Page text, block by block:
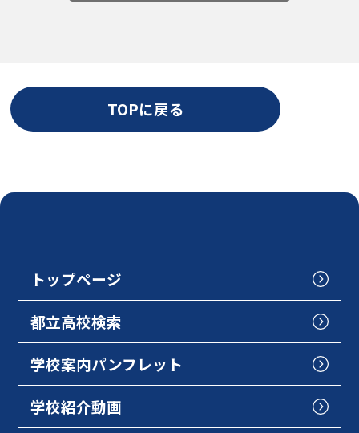
TOPに戻る
トップページ
都立高校検索
学校案内パンフレット
学校紹介動画